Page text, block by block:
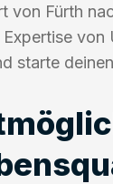
von Fürth
von
starte